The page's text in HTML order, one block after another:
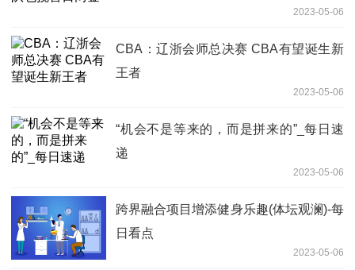
2023-05-06
CBA：辽浙会师总决赛 CBA有望诞生新
王者
2023-05-06
“机会不是等来的，而是拼来的”_每日速
递
2023-05-06
跨界融合项目增添健身乐趣(体坛观澜)-每
日看点
2023-05-06